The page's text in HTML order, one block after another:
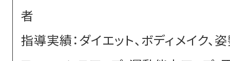
者
指導実績：ダイエット、ボディメイク、